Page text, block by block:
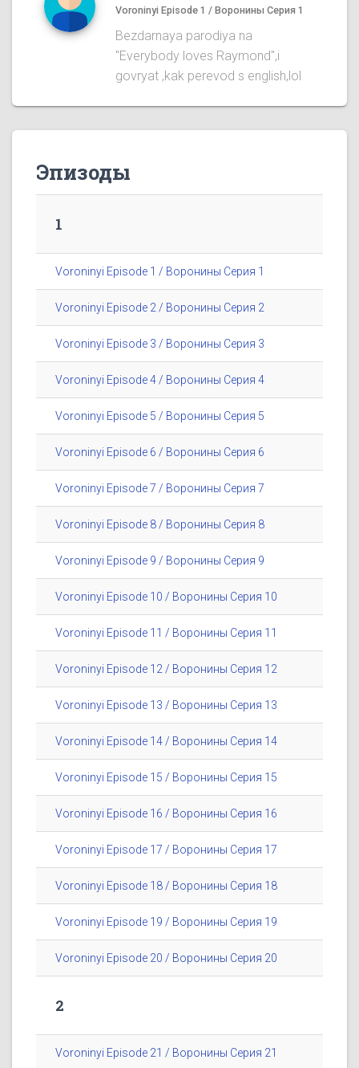
Voroninyi Episode 1 / Воронины Серия 1
Bezdarnaya parodiya na
''Everybody loves Raymond'',i
govryat ,kak perevod s english,lol
Эпизоды
1
Voroninyi Episode 1 / Воронины Серия 1
Voroninyi Episode 2 / Воронины Серия 2
Voroninyi Episode 3 / Воронины Серия 3
Voroninyi Episode 4 / Воронины Серия 4
Voroninyi Episode 5 / Воронины Серия 5
Voroninyi Episode 6 / Воронины Серия 6
Voroninyi Episode 7 / Воронины Серия 7
Voroninyi Episode 8 / Воронины Серия 8
Voroninyi Episode 9 / Воронины Серия 9
Voroninyi Episode 10 / Воронины Серия 10
Voroninyi Episode 11 / Воронины Серия 11
Voroninyi Episode 12 / Воронины Серия 12
Voroninyi Episode 13 / Воронины Серия 13
Voroninyi Episode 14 / Воронины Серия 14
Voroninyi Episode 15 / Воронины Серия 15
Voroninyi Episode 16 / Воронины Серия 16
Voroninyi Episode 17 / Воронины Серия 17
Voroninyi Episode 18 / Воронины Серия 18
Voroninyi Episode 19 / Воронины Серия 19
Voroninyi Episode 20 / Воронины Серия 20
2
Voroninyi Episode 21 / Воронины Серия 21